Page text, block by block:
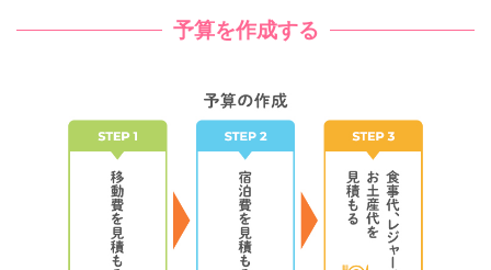
予算を作成する